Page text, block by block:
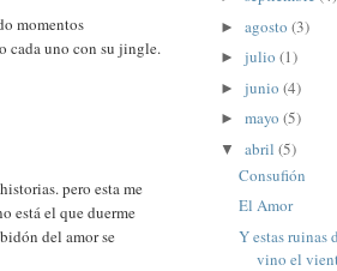
momentos
cada uno con su jingle.
pero esta me
está el que duerme
del amor se
► agosto (3)
► julio (1)
► junio (4)
► mayo (5)
▼ abril (5)
Consufión
El Amor
Y estas ruinas
vino el